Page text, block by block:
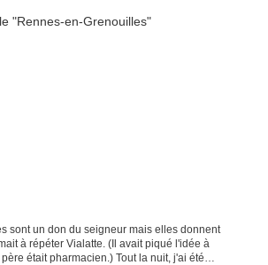
sont un don du seigneur mais elles donnent
à répéter Vialatte. (Il avait piqué l'idée à
était pharmacien.) Tout la nuit, j'ai été